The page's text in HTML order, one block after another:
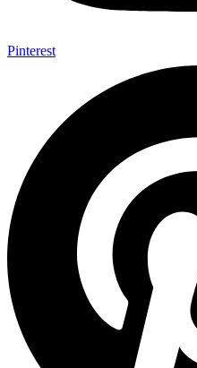
Pinterest